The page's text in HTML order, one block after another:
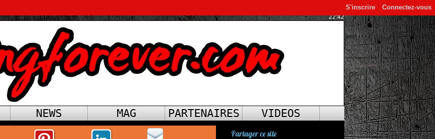
Connectez-vous
S'inscrire
22:42
NEWS MAG PARTENAIRES VIDEOS
Partager ce site